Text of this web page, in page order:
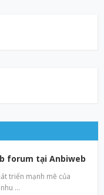
forum tại Anbiweb
triển mạnh mẽ của
…